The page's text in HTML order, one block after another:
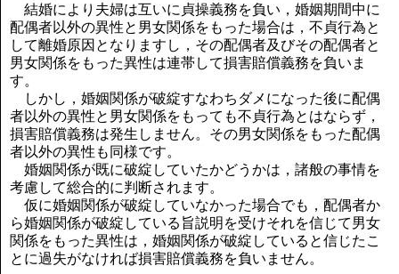
結婚により夫婦は互いに貞操義務を負い，婚姻期間中に
配偶者以外の異性と男女関係をもった場合は，不貞行為と
して離婚原因となりますし，その配偶者及びその配偶者と
男女関係をもった異性は連帯して損害賠償義務を負いま
す。
しかし，婚姻関係が破綻すなわちダメになった後に配偶
者以外の異性と男女関係をもっても不貞行為とはならず，
損害賠償義務は発生しません。その男女関係をもった配偶
者以外の異性も同様です。
婚姻関係が既に破綻していたかどうかは，諸般の事情を
考慮して総合的に判断されます。
仮に婚姻関係が破綻していなかった場合でも，配偶者か
ら婚姻関係が破綻している旨説明を受けそれを信じて男女
関係をもった異性は，婚姻関係が破綻していると信じたこ
とに過失がなければ損害賠償義務を負いません。